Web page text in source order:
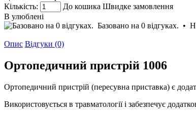
Кількість:
До кошика Швидке замовлення
В улюблені
Базовано на 0 відгуках. •
Опис Відгуки (0)
Ортопедичний пристрій 1006
Ортопедичний пристрій (пересувна приставка) є
Використовується в травматології і забезпечує